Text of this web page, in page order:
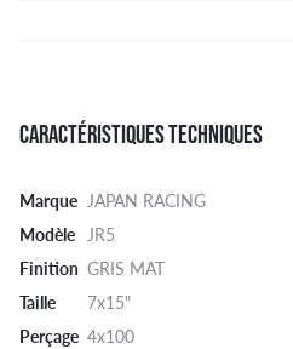
CARACTÉRISTIQUES TECHNIQUES
Marque JAPAN RACING
Modèle JR5
Finition GRIS MAT
Taille
7x15"
Perçage 4x100